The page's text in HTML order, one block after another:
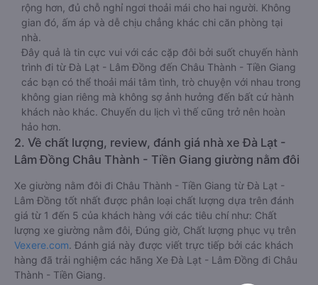
rộng hơn, đủ chỗ nghỉ ngơi thoải mái cho hai người. Không
gian đó, ấm áp và dễ chịu chẳng khác chi căn phòng tại
nhà.
Đây quả là tin cực vui với các cặp đôi bởi suốt chuyến hành
trình đi từ Đà Lạt - Lâm Đồng đến Châu Thành - Tiền Giang
các bạn có thể thoải mái tâm tình, trò chuyện với nhau trong
không gian riêng mà không sợ ảnh hưởng đến bất cứ hành
khách nào khác. Chuyến du lịch vì thế cũng trở nên hoàn
hảo hơn.
2. Về chất lượng, review, đánh giá nhà xe Đà Lạt -
Lâm Đồng Châu Thành - Tiền Giang giường nằm đôi
Xe giường nằm đôi đi Châu Thành - Tiền Giang từ Đà Lạt -
Lâm Đồng tốt nhất được phân loại chất lượng dựa trên đánh
giá từ 1 đến 5 của khách hàng với các tiêu chí như: Chất
lượng xe giường nằm đôi, Đúng giờ, Chất lượng phục vụ trên
Vexere.com. Đánh giá này được viết trực tiếp bởi các khách
hàng đã trải nghiệm các hãng Xe Đà Lạt - Lâm Đồng đi Châu
Thành - Tiền Giang.